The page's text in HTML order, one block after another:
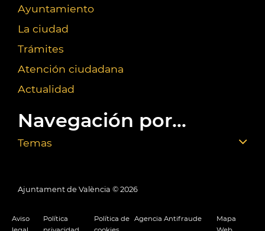
Ayuntamiento
La ciudad
Trámites
Atención ciudadana
Actualidad
Navegación por...
Temas
Ajuntament de València © 2026
Aviso
Política
Política de Agencia Antifraude
Mapa